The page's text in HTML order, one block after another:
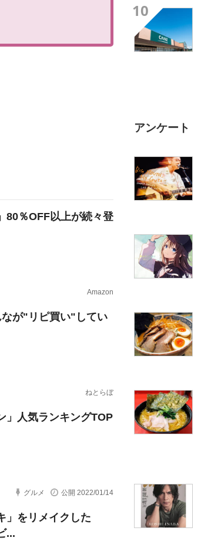
80％OFF以上が続々登
Amazon
なが"リピ買い"してい
ねとらぼ
」人気ランキングTOP
グルメ 公開 2022/01/14
」をリメイクした
...
10
アンケート